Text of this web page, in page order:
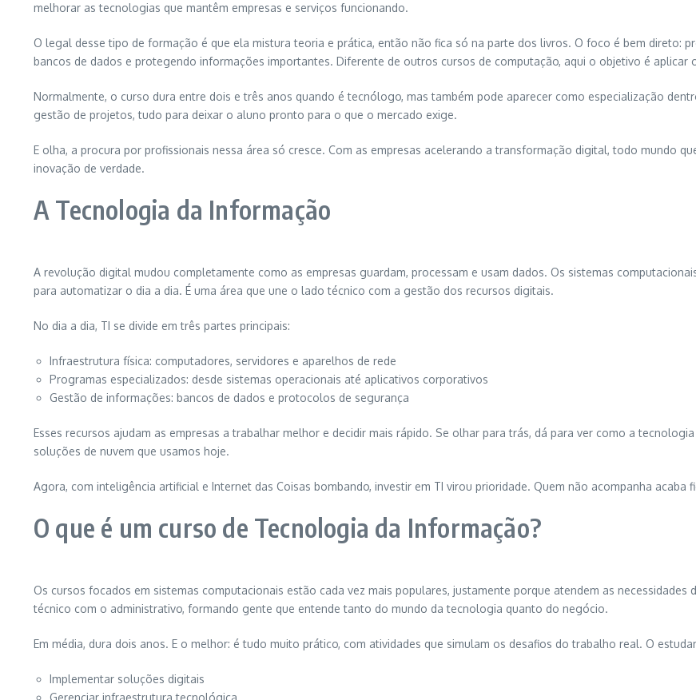
melhorar as tecnologias que mantêm empresas e serviços funcionando.
O legal desse tipo de formação é que ela mistura teoria e prática, então não fica só na parte dos livros. O foco é bem direto:
bancos de dados e protegendo informações importantes. Diferente de outros cursos de computação, aqui o objetivo é aplicar
Normalmente, o curso dura entre dois e três anos quando é tecnólogo, mas também pode aparecer como especialização
gestão de projetos, tudo para deixar o aluno pronto para o que o mercado exige.
E olha, a procura por profissionais nessa área só cresce. Com as empresas acelerando a transformação digital, todo mundo
inovação de verdade.
A Tecnologia da Informação
A revolução digital mudou completamente como as empresas guardam, processam e usam dados. Os sistemas
para automatizar o dia a dia. É uma área que une o lado técnico com a gestão dos recursos digitais.
No dia a dia, TI se divide em três partes principais:
Infraestrutura física: computadores, servidores e aparelhos de rede
Programas especializados: desde sistemas operacionais até aplicativos corporativos
Gestão de informações: bancos de dados e protocolos de segurança
Esses recursos ajudam as empresas a trabalhar melhor e decidir mais rápido. Se olhar para trás, dá para ver como a
soluções de nuvem que usamos hoje.
Agora, com inteligência artificial e Internet das Coisas bombando, investir em TI virou prioridade. Quem não acompanha acaba
O que é um curso de Tecnologia da Informação?
Os cursos focados em sistemas computacionais estão cada vez mais populares, justamente porque atendem as
técnico com o administrativo, formando gente que entende tanto do mundo da tecnologia quanto do negócio.
Em média, dura dois anos. E o melhor: é tudo muito prático, com atividades que simulam os desafios do trabalho real. O
Implementar soluções digitais
Gerenciar infraestrutura tecnológica